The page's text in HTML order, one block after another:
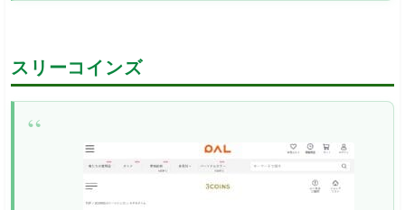
スリーコインズ